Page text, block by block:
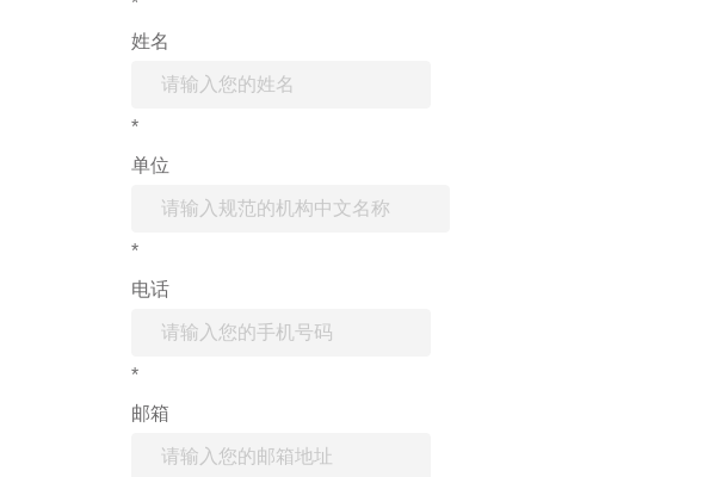
姓名
*
单位
*
电话
*
邮箱